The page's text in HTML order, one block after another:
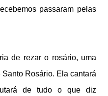
passaram pelas
de rezar o rosário, uma
Rosário. Ela cantará
de tudo o que diz